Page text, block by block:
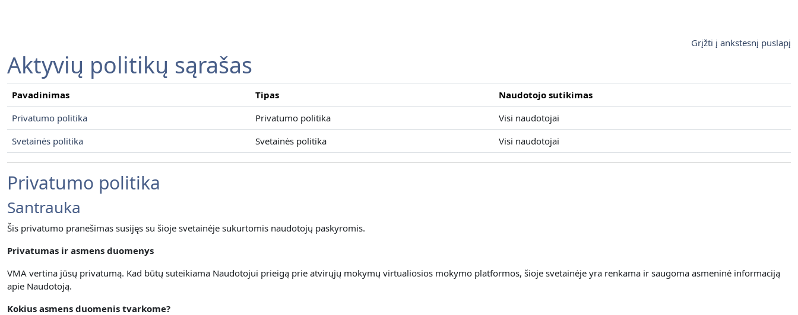
Grįžti į ankstesnį puslapį
Aktyvių politikų sąrašas
Pavadinimas Tipas
Naudotojo sutikimas
Privatumo politika
Privatumo politika
Visi naudotojai
Svetainės politika
Svetainės politika Visi naudotojai
Privatumo politika
Santrauka
Šis privatumo pranešimas susijęs su šioje svetainėje sukurtomis naudotojų paskyromis.
Privatumas ir asmens duomenys
VMA vertina jūsų privatumą. Kad būtų suteikiama Naudotojui prieigą prie atvirųjų mokymų virtualiosios mokymo platformos, šioje svetainėje yra renkama ir saugoma asmeninė informaciją
apie Naudotoją.
Kokius asmens duomenis tvarkome?